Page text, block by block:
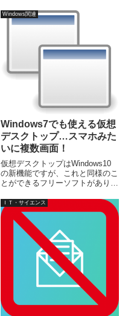
シュにいかが？対応OS：
Windows 10/8/7
Windows関連
Windows7でも使える仮想
デスクトップ…スマホみた
いに複数画面！
仮想デスクトップはWindows10
の新機能ですが、これと同様のこ
とができるフリーソフトがありま
Windows10の仮想デスクトップ
より、使いやすいかもしれませ
ん。Windows用フリーソフト
『Blacksmi...
ＩＴ・サイエンス